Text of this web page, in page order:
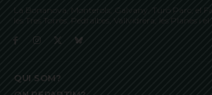
La Bonanova, Monterols, Galvany, Turó Parc, el
les Tres Torres, Pedralbes, Vallvidrera, les Planes i
QUI SOM?